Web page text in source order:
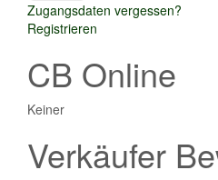
Zugangsdaten vergessen?
Registrieren
CB Online
Keiner
Verkäufer